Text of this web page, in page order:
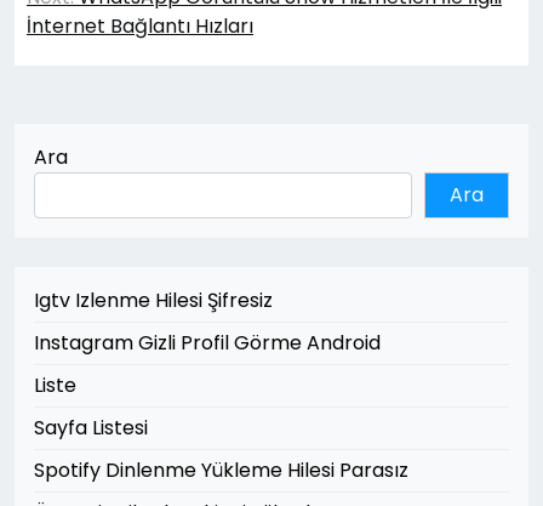
İnternet Bağlantı Hızları
Ara
Ara
Igtv Izlenme Hilesi Şifresiz
Instagram Gizli Profil Görme Android
Liste
Sayfa Listesi
Spotify Dinlenme Yükleme Hilesi Parasız